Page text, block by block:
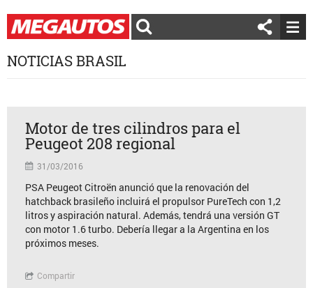
NOTICIAS BRASIL
Motor de tres cilindros para el
Peugeot 208 regional
31/03/2016
PSA Peugeot Citroën anunció que la renovación del
hatchback brasileño incluirá el propulsor PureTech con 1,2
litros y aspiración natural. Además, tendrá una versión GT
con motor 1.6 turbo. Debería llegar a la Argentina en los
próximos meses.
Compartir